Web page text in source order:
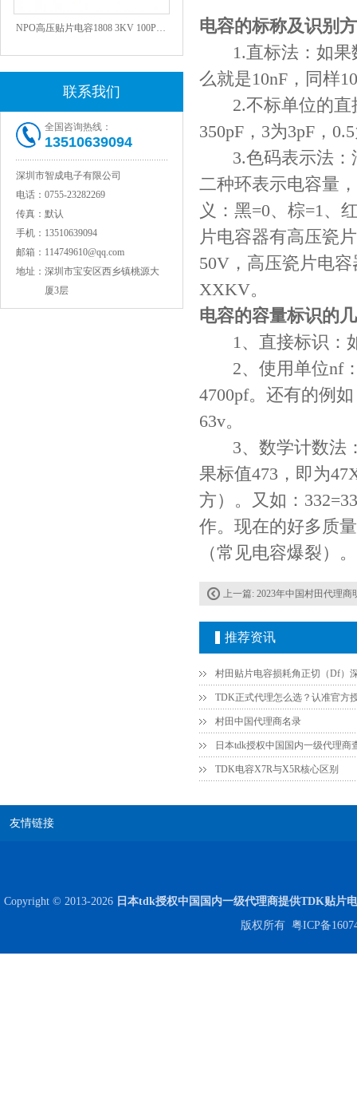
联系我们
全国咨询热线：
13510639094
深圳市智成电子有限公司
电话： 0755-23282269
传真： 默认
手机： 13510639094
邮箱： 114749610@qq.com
地址： 深圳市宝安区西乡镇桃源大
厦3层
电容的标称及识别
1.直标法：如果数
么就是10nF，同样
2.不标单位的直接
350pF，3为3pF，
3.色码表示法：
二种环表示电容量
义：黑=0、棕=1、
片电容器有高压瓷
50V，高压瓷片电
XXKV。
电容的容量标识的
1、直接标识：如
2、使用单位nf：
4700pf。还有的例
63v。
3、数学计数法：
果标值473，即为
方）。又如：
作。现在的好多质
（常见电容爆裂）。
上一篇: 2023年中国村田代理商
推荐资讯
村田中国代理商名录
日本tdk授权中国国内一级代理商
TDK电容X7R与X5R核心区别
友情链接
Copyright © 2013-2026 日本tdk授权中国国内一级代理商提供TDK贴片
版权所有 粤ICP备